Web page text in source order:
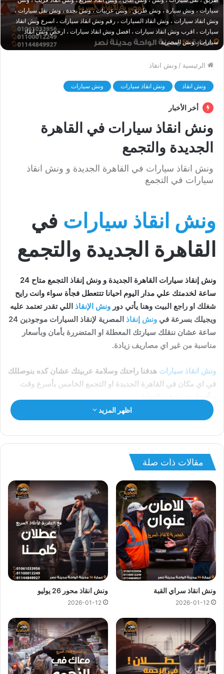
سيارات ، ونش سيارة ، ونش طريق ، ونش عربيات ، ونش نجدة ، ونش نقل سيارات ،
ونش انقاذ سيارات ، ونش انقاذ السيارات ، رقم ونش انقاذ سيارات ، اسرع ونش انقاذ
سيارات ، اقرب ونش انقاذ سيارات ، افضل ونش انقاذ سيارات ، ارخص ونش انقاذ
سيارات ، ونش المصرية
الرئيسية / ونش انقاذ
ونش انقاذ ونش انقاذ سيارات ونش سيارات
أخر الأخبار
ونش انقاذ سيارات في القاهرة
الجديدة والتجمع
ونش انقاذ سيارات في القاهرة الجديدة و ونش انقاذ
سيارات في التجمع
ونش انقاذ سيارات في
القاهرة الجديدة والتجمع
ونش إنقاذ سيارات القاهرة الجديدة و ونش إنقاذ التجمع متاح 24
ساعة لخدمتك علي مدار اليوم احيانا تتتعطل فجأة سواء وانت رايح
شغلك او راجع البيت وهنا يأتي دور ونش الإنقاذ اللي تقدر تعتمد عليه
ويجيلك بسرعة في ونش إنقاذ
المصرية لإنقاذ السيارات موجودين 24
ساعة عشان ننقلك سيارتك المعطلة او المتضررة بأمان وبأسعار
مناسبة من غير اي مصاريف زيادة.
ونش انقاذ سيارات هدفنا راحتك وسلامة عربيتك عشان كده بنوصللك
في اي مكان في القاهرة الجديدة او التجمع الخامس بأسرع وقت
ونش انقاذ في القاهرة الجديدة
ونش انقاذ سيارات في التجمع الخامس
ونش انقاذ التجمع
ونش انقاذ سيارات في التجمع
افضل ونش انقاذ سيارات في القاهرة الجديدة
ونش انقاذ في التجمع
ونش سيارات في التجمع الخامس
افضل ونش انقاذ سيارات في القاهرة الجديدة
اسرع ونش إنقاذ سيارات في التجمع
ونش سيارات باسعار مناسبة في التجمع
ونش انقاذ سيارات في التجمع – انقاذ السيارات في التجمع
رقم ونش انقاذ سيارات في التجمع الخامس
رقم ونش انقاذ القاهرة الجديدة – انقاذ السيارات في القاهرة
اظهر المزيد
مقالات ذات صلة
ونش انقاذ سراي القبة
2026-01-12
ونش انقاذ محور 26 يوليو
2026-01-12